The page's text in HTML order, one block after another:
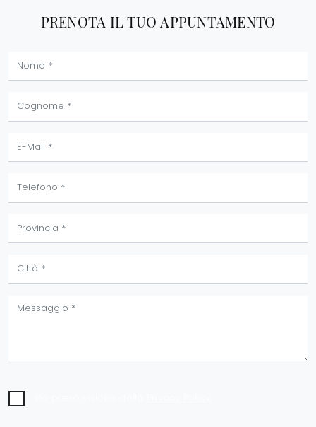
PRENOTA IL TUO APPUNTAMENTO